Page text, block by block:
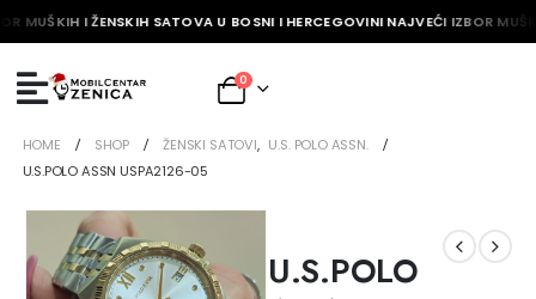
MUŠKIH I ŽENSKIH SATOVA U BOSNI I HERCEGOVINI NAJVEĆI IZBOR
0
HOME SHOP ŽENSKI SATOVI, U.S. POLO ASSN.
U.S.POLO ASSN USPA2126-05
U.S.POLO